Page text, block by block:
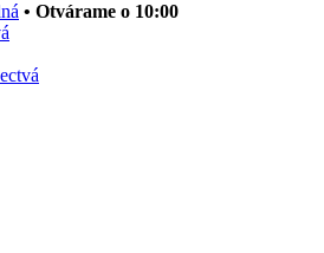
• Otvárame o 10:00